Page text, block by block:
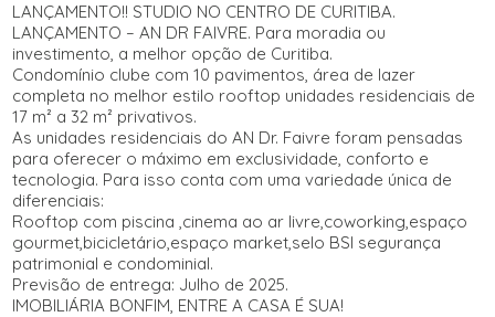
LANÇAMENTO!! STUDIO NO CENTRO DE CURITIBA.
LANÇAMENTO – AN DR FAIVRE. Para moradia ou
investimento, a melhor opção de Curitiba.
Condomínio clube com 10 pavimentos, área de lazer
completa no melhor estilo rooftop unidades residenciais de
17 m² a 32 m² privativos.
As unidades residenciais do AN Dr. Faivre foram pensadas
para oferecer o máximo em exclusividade, conforto e
tecnologia. Para isso conta com uma variedade única de
diferenciais:
Rooftop com piscina ,cinema ao ar livre,coworking,espaço
gourmet,bicicletário,espaço market,selo BSI segurança
patrimonial e condominial.
Previsão de entrega: Julho de 2025.
IMOBILIÁRIA BONFIM, ENTRE A CASA É SUA!